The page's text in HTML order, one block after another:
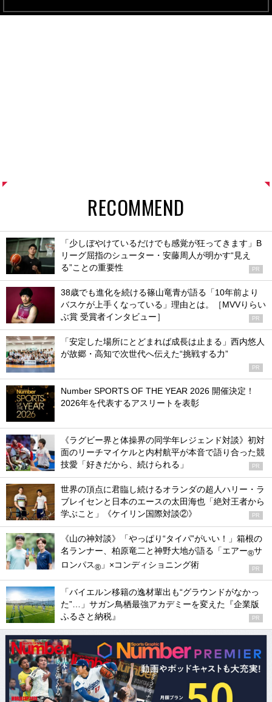
RECOMMEND
「少しぼやけているだけでも感覚が狂ってきます」B
リーグ屈指のシューター・安藤周人が明かす“見え
る”ことの重要性
PR
38歳でも進化を続ける篠山竜青が語る「10年前より
バスケが上手くなっている」理由とは。［MVVりらい
ぶ賞 受賞者インタビュー］
PR
「安定した場所にとどまれば成長は止まる」西内悠人
が故郷・高知で次世代へ伝えた“挑戦する力”
PR
Number SPORTS OF THE YEAR 2026 開催決定！
2026年を代表するアスリートを表彰
《ラグビー界と体操界の同学年レジェンド対談》初対
面のリーチマイケルと内村航平が本音で語り合った競
技愛「好きだから、続けられる」
PR
世界の頂点に君臨し続けるオランダの超人ハリー・ラ
ブレイセンと日本のエースの太田海也「絶対王者から
学ぶこと」《ケイリン国際対談②》
PR
《山の神対談》「やっぱり“タイパ”がいい！」箱根の
名ランナー、柏原竜二と神野大地が語る「エアー®サ
ロンパス® 」×コンディショニング術 PR
「バイエルン移籍の逸材輩出も“グラウンドがなかっ
た”…」サガン鳥栖最強アカデミーを変えた『企業版
ふるさと納税』
PR